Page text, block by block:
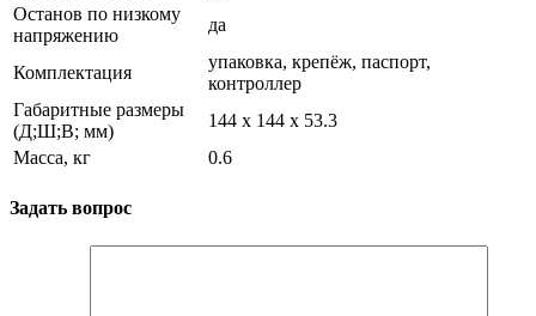
Останов по низкому
напряжению
да
Комплектация
упаковка, крепёж, паспорт,
контроллер
Габаритные размеры
(Д;Ш;В; мм)
144 х 144 х 53.3
Масса, кг
0.6
Задать вопрос